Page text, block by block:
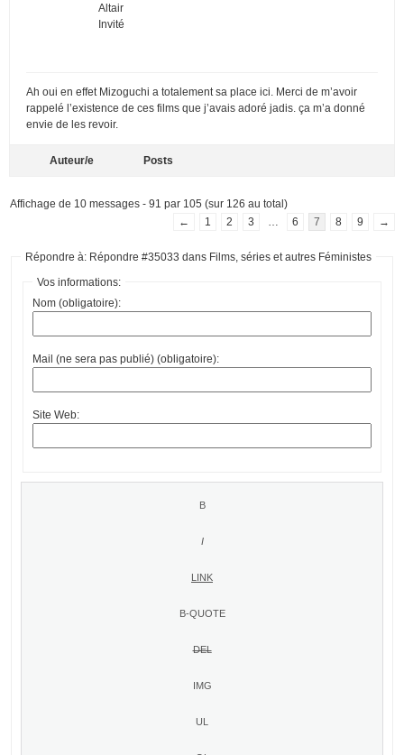
Altair
Invité
Ah oui en effet Mizoguchi a totalement sa place ici. Merci de m’avoir
rappelé l’existence de ces films que j’avais adoré jadis. ça m’a donné
envie de les revoir.
Auteur/e Posts
Affichage de 10 messages - 91 par 105 (sur 126 au total)
←
1 2 3 6 7 8 9 →
Répondre à: Répondre #35033 dans Films, séries et autres Féministes
Vos informations:
Nom (obligatoire):
Mail (ne sera pas publié) (obligatoire):
Site Web: